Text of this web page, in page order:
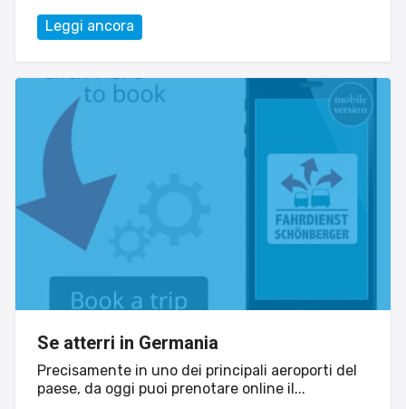
Sito web
Linvisibile
Settore tecnico, servizi e consulenze
Leggi ancora
Se atterri in Germania
Precisamente in uno dei principali aeroporti del
paese, da oggi puoi prenotare online il...